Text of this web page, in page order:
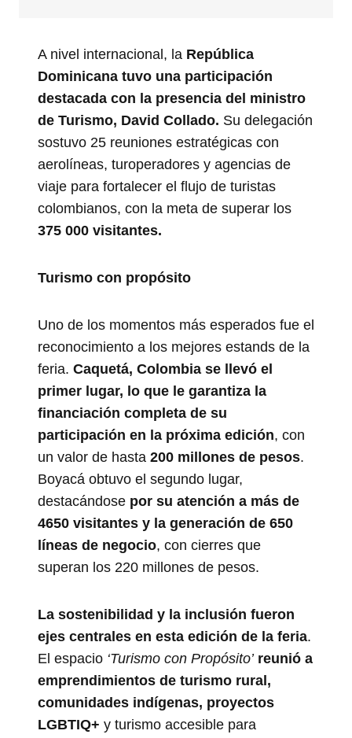
A nivel internacional, la República
Dominicana tuvo una participación
destacada con la presencia del ministro
de Turismo, David Collado. Su delegación
sostuvo 25 reuniones estratégicas con
aerolíneas, turoperadores y agencias de
viaje para fortalecer el flujo de turistas
colombianos, con la meta de superar los
375 000 visitantes.
Turismo con propósito
Uno de los momentos más esperados fue el
reconocimiento a los mejores estands de la
feria. Caquetá, Colombia se llevó el
primer lugar, lo que le garantiza la
financiación completa de su
participación en la próxima edición, con
un valor de hasta 200 millones de pesos.
Boyacá obtuvo el segundo lugar,
destacándose por su atención a más de
4650 visitantes y la generación de 650
líneas de negocio, con cierres que
superan los 220 millones de pesos.
La sostenibilidad y la inclusión fueron
ejes centrales en esta edición de la feria.
El espacio ‘Turismo con Propósito’ reunió a
emprendimientos de turismo rural,
comunidades indígenas, proyectos
LGBTIQ+ y turismo accesible para